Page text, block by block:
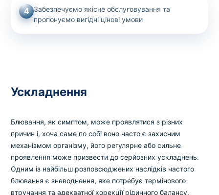
4 Забезпечуємо якісне обслуговування та
пропонуємо вигідні цінові умови
Ускладнення
Блювання, як симптом, може проявлятися з різних
причин і, хоча саме по собі воно часто є захисним
механізмом організму, його регулярне або сильне
проявлення може призвести до серйозних ускладнень.
Одним із найбільш розповсюджених наслідків частого
блювання є зневоднення, яке потребує термінового
втручання та адекватної корекції рідинного балансу.